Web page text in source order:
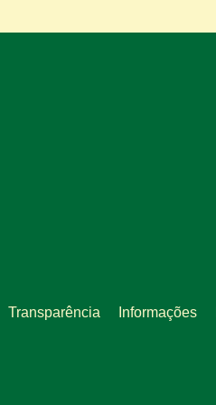
Transparência Informações